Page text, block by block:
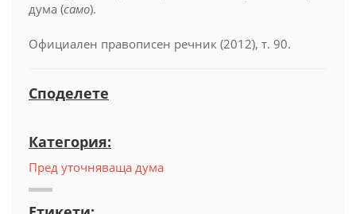
дума (само).
Официален правописен речник (2012), т. 90.
Споделете
Категория:
Пред уточняваща дума